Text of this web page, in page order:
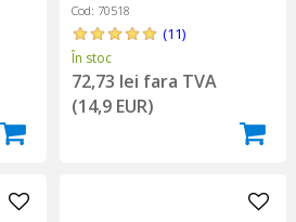
Cod: 70518
(11)
În stoc
72,73 lei fara TVA
(14,9 EUR)